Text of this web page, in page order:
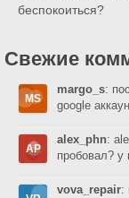
беспокоиться?
Свежие
margo_s:
google
alex_phn:
пробовал?
vova_repair: